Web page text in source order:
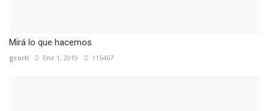
Mirá lo que hacemos
gcorti Ene 1, 2019 115467